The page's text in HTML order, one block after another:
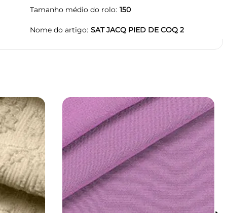
Tamanho médio do rolo 150
Nome do artigo SAT JACQ PIED DE COQ 2